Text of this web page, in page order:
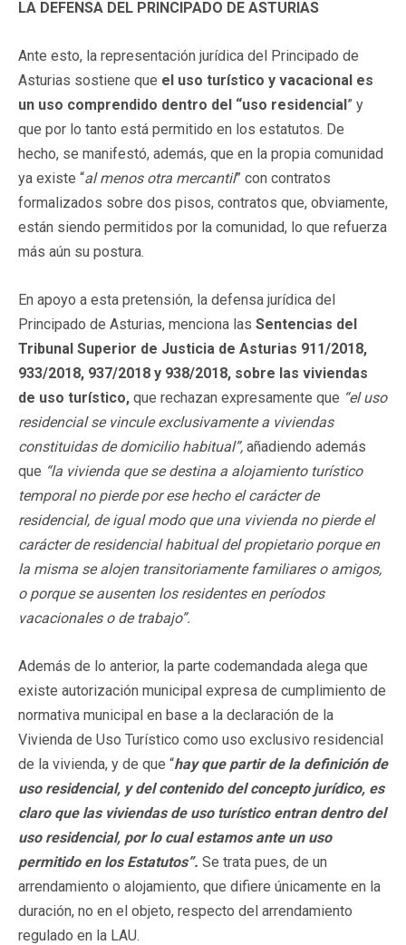
LA DEFENSA DEL PRINCIPADO DE ASTURIAS
Ante esto, la representación jurídica del Principado de
Asturias sostiene que el uso turístico y vacacional es
un uso comprendido dentro del “uso residencial” y
que por lo tanto está permitido en los estatutos. De
hecho, se manifestó, además, que en la propia comunidad
ya existe “al menos otra mercantil” con contratos
formalizados sobre dos pisos, contratos que, obviamente,
están siendo permitidos por la comunidad, lo que refuerza
más aún su postura.
En apoyo a esta pretensión, la defensa jurídica del
Principado de Asturias, menciona las Sentencias del
Tribunal Superior de Justicia de Asturias 911/2018,
933/2018, 937/2018 y 938/2018, sobre las viviendas
de uso turístico, que rechazan expresamente que “el uso
residencial se vincule exclusivamente a viviendas
constituidas de domicilio habitual”, añadiendo además
que “la vivienda que se destina a alojamiento turístico
temporal no pierde por ese hecho el carácter de
residencial, de igual modo que una vivienda no pierde el
carácter de residencial habitual del propietario porque en
la misma se alojen transitoriamente familiares o amigos,
o porque se ausenten los residentes en períodos
vacacionales o de trabajo”.
Además de lo anterior, la parte codemandada alega que
existe autorización municipal expresa de cumplimiento de
normativa municipal en base a la declaración de la
Vivienda de Uso Turístico como uso exclusivo residencial
de la vivienda, y de que “hay que partir de la definición de
uso residencial, y del contenido del concepto jurídico, es
claro que las viviendas de uso turístico entran dentro del
uso residencial, por lo cual estamos ante un uso
permitido en los Estatutos”. Se trata pues, de un
arrendamiento o alojamiento, que difiere únicamente en la
duración, no en el objeto, respecto del arrendamiento
regulado en la LAU.